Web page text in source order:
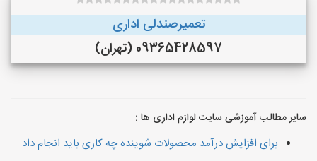
تعمیرصندلی اداری
09365428597 (تهران)
سایر مطالب آموزشی سایت لوازم اداری ها :
برای افزایش درآمد محصولات شوینده چه کاری باید انجام داد